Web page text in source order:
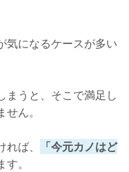
気になるケースが多い
まうと、そこで満足し
ん。
ば、
「今元カノはど
。